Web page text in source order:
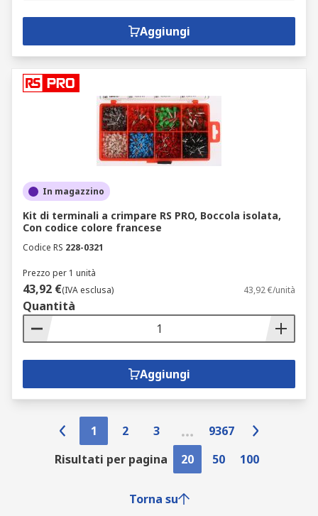
Aggiungi
In magazzino
Kit di terminali a crimpare RS PRO, Boccola isolata,
Con codice colore francese
Codice RS 228-0321
Prezzo per 1 unità
43,92 €(IVA esclusa) 43,92 €/unità
Quantità
Aggiungi
1 2 3
9367
Risultati per pagina
20 50 100
Torna su